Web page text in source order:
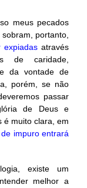
meus pecados
portanto,
através
de caridade,
da vontade de
porém, se não
passar
de Deus e
é muito clara, em
impuro entrará
existe um
melhor a